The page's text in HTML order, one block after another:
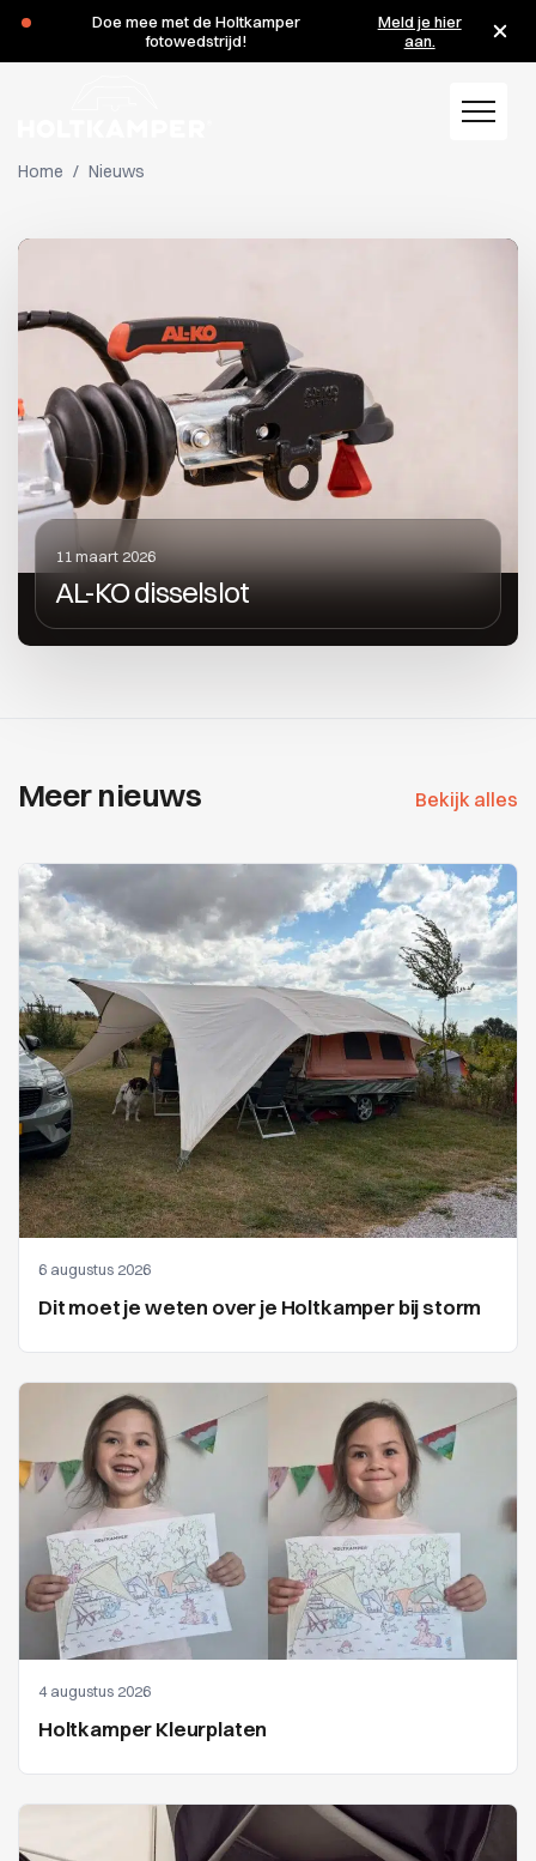
Doe mee met de Holtkamper
fotowedstrijd!
Meld je hier
aan.
Home / Nieuws
11 maart 2026
AL-KO disselslot
Meer nieuws Bekijk alles
6 augustus 2026
Dit moet je weten over je Holtkamper bij storm
4 augustus 2026
Holtkamper Kleurplaten